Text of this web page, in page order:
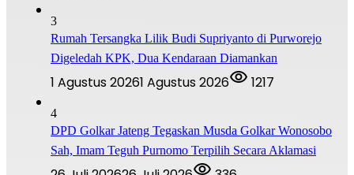
3
Rumah Tersangka Lilik Budi Supriyanto di Purworejo
Digeledah KPK, Dua Kendaraan Diamankan
1 Agustus 20261 Agustus 2026 1217
4
DPD Golkar Jateng Tegaskan Musda Golkar Wonosobo
Sah, Imam Teguh Purnomo Terpilih Secara Aklamasi